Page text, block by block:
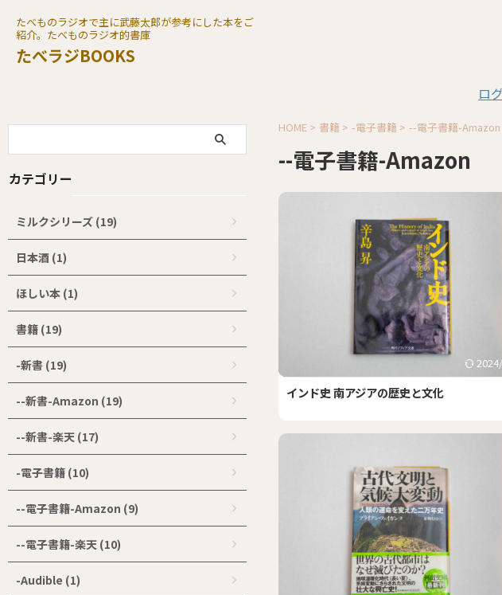
たべものラジオで主に武藤太郎が参考にした本をご
紹介。たべものラジオ的書庫
たべラジBOOKS
ロ
HOME > 書籍 > -電子書籍 > --電子書籍-Amazon
--電子書籍-Amazon
インド史 南アジアの歴史と文化
カテゴリー
ミルクシリーズ (19)
日本酒 (1)
ほしい本 (1)
書籍 (19)
-新書 (19)
--新書-Amazon (19)
--新書-楽天 (17)
-電子書籍 (10)
--電子書籍-Amazon (9)
--電子書籍-楽天 (10)
-Audible (1)